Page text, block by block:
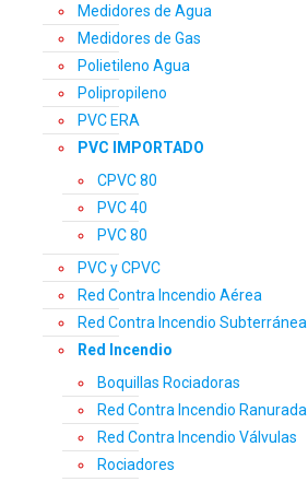
Medidores de Agua
Medidores de Gas
Polietileno Agua
Polipropileno
PVC ERA
PVC IMPORTADO
CPVC 80
PVC 40
PVC 80
PVC y CPVC
Red Contra Incendio Aérea
Red Contra Incendio Subterránea
Red Incendio
Boquillas Rociadoras
Red Contra Incendio Ranurada
Red Contra Incendio Válvulas
Rociadores